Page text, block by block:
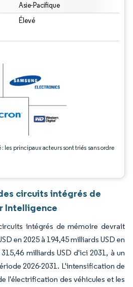
Asie-Pacifique
Élevé
les principaux acteurs sont triés sans ordre
La réutilisation nécessite une attribution sous CC
circuits intégrés de
Intelligence
intégrés de mémoire devrait
en 2025 à 194,45 milliards USD en
milliards USD d'ici 2031, à un
2026-2031. L'intensification de
l'électrification des véhicules et les